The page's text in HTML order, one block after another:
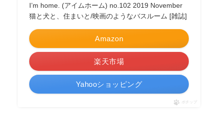
I’m home. (アイムホーム) no.102 2019 November
猫と犬と、住まいと/映画のようなバスルーム [雑誌]
Amazon
楽天市場
Yahooショッピング
ポチップ